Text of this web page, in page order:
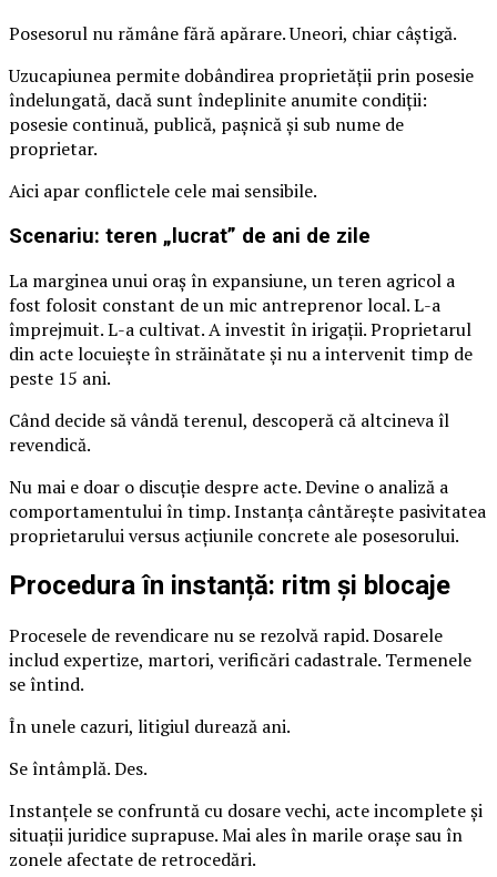
Posesorul nu rămâne fără apărare. Uneori, chiar câștigă.
Uzucapiunea permite dobândirea proprietății prin posesie
îndelungată, dacă sunt îndeplinite anumite condiții:
posesie continuă, publică, pașnică și sub nume de
proprietar.
Aici apar conflictele cele mai sensibile.
Scenariu: teren „lucrat” de ani de zile
La marginea unui oraș în expansiune, un teren agricol a
fost folosit constant de un mic antreprenor local. L-a
împrejmuit. L-a cultivat. A investit în irigații. Proprietarul
din acte locuiește în străinătate și nu a intervenit timp de
peste 15 ani.
Când decide să vândă terenul, descoperă că altcineva îl
revendică.
Nu mai e doar o discuție despre acte. Devine o analiză a
comportamentului în timp. Instanța cântărește pasivitatea
proprietarului versus acțiunile concrete ale posesorului.
Procedura în instanță: ritm și blocaje
Procesele de revendicare nu se rezolvă rapid. Dosarele
includ expertize, martori, verificări cadastrale. Termenele
se întind.
În unele cazuri, litigiul durează ani.
Se întâmplă. Des.
Instanțele se confruntă cu dosare vechi, acte incomplete și
situații juridice suprapuse. Mai ales în marile orașe sau în
zonele afectate de retrocedări.